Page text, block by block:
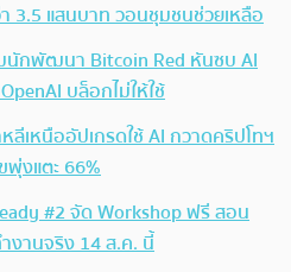
3.5 แสนบาท วอนชุมชนช่วยเหลือ
นักพัฒนา Bitcoin Red หันซบ AI
บล็อกไม่ให้ใช้
ลีเหนืออัปเกรดใช้ AI กวาดคริปโทฯ
พุ่งแตะ 66%
#2 จัด Workshop ฟรี สอน
ำงานจริง 14 ส.ค. นี้